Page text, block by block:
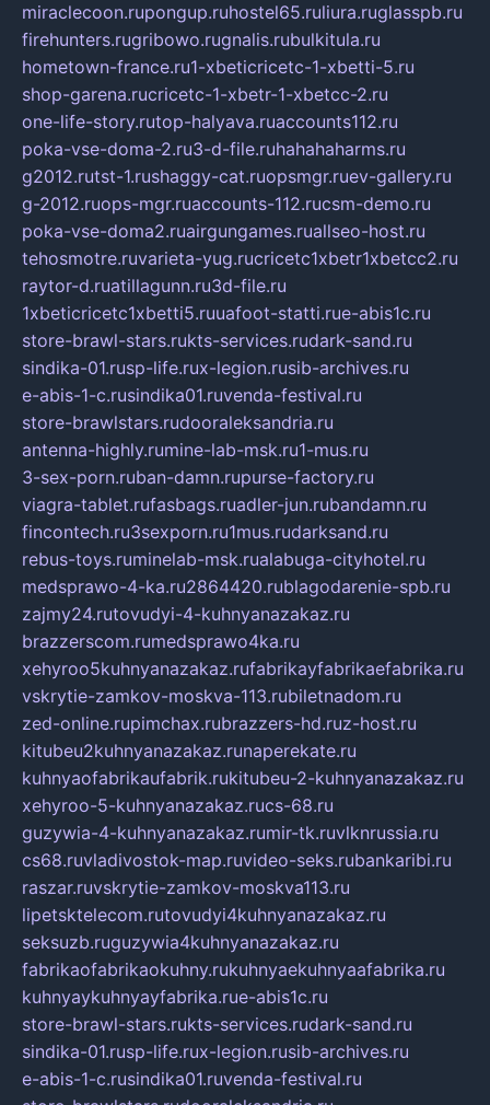
miraclecoon.rupongup.ruhostel65.ruliura.ruglasspb.ru
firehunters.rugribowo.rugnalis.rubulkitula.ru
hometown-france.ru1-xbeticricetc-1-xbetti-5.ru
shop-garena.rucricetc-1-xbetr-1-xbetcc-2.ru
one-life-story.rutop-halyava.ruaccounts112.ru
poka-vse-doma-2.ru3-d-file.ruhahahaharms.ru
g2012.rutst-1.rushaggy-cat.ruopsmgr.ruev-gallery.ru
g-2012.ruops-mgr.ruaccounts-112.rucsm-demo.ru
poka-vse-doma2.ruairgungames.ruallseo-host.ru
tehosmotre.ruvarieta-yug.rucricetc1xbetr1xbetcc2.ru
raytor-d.ruatillagunn.ru3d-file.ru
1xbeticricetc1xbetti5.ruuafoot-statti.rue-abis1c.ru
store-brawl-stars.rukts-services.rudark-sand.ru
sindika-01.rusp-life.rux-legion.rusib-archives.ru
e-abis-1-c.rusindika01.ruvenda-festival.ru
store-brawlstars.rudooraleksandria.ru
antenna-highly.rumine-lab-msk.ru1-mus.ru
3-sex-porn.ruban-damn.rupurse-factory.ru
viagra-tablet.rufasbags.ruadler-jun.rubandamn.ru
fincontech.ru3sexporn.ru1mus.rudarksand.ru
rebus-toys.ruminelab-msk.rualabuga-cityhotel.ru
medsprawo-4-ka.ru2864420.rublagodarenie-spb.ru
zajmy24.rutovudyi-4-kuhnyanazakaz.ru
brazzerscom.rumedsprawo4ka.ru
xehyroo5kuhnyanazakaz.rufabrikayfabrikaefabrika.ru
vskrytie-zamkov-moskva-113.rubiletnadom.ru
zed-online.rupimchax.rubrazzers-hd.ruz-host.ru
kitubeu2kuhnyanazakaz.runaperekate.ru
kuhnyaofabrikaufabrik.rukitubeu-2-kuhnyanazakaz.ru
xehyroo-5-kuhnyanazakaz.rucs-68.ru
guzywia-4-kuhnyanazakaz.rumir-tk.ruvlknrussia.ru
cs68.ruvladivostok-map.ruvideo-seks.rubankaribi.ru
raszar.ruvskrytie-zamkov-moskva113.ru
lipetsktelecom.rutovudyi4kuhnyanazakaz.ru
seksuzb.ruguzywia4kuhnyanazakaz.ru
fabrikaofabrikaokuhny.rukuhnyaekuhnyaafabrika.ru
kuhnyaykuhnyayfabrika.rue-abis1c.ru
store-brawl-stars.rukts-services.rudark-sand.ru
sindika-01.rusp-life.rux-legion.rusib-archives.ru
e-abis-1-c.rusindika01.ruvenda-festival.ru